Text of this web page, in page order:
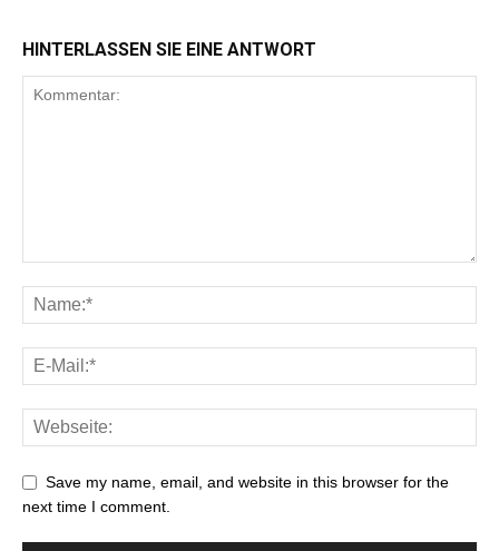
HINTERLASSEN SIE EINE ANTWORT
Save my name, email, and website in this browser for the
next time I comment.